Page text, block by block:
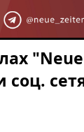
соц.